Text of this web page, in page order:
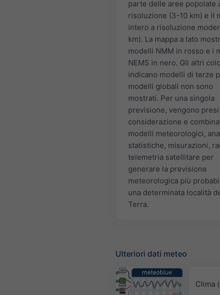
parte delle aree popolate
risoluzione (3-10 km) e il
intero a risoluzione
km). La mappa a lato
modelli NMM in rosso e i
NEMS in nero. Gli altri
indicano modelli di terze
modelli globali non sono
mostrati. Per una singola
previsione, vengono
considerazione e
modelli meteorologici,
statistiche, misurazioni,
telemetria satellitare per
generare la previsione
meteorologica più
una determinata località
Terra.
Ulteriori dati meteo
Clima